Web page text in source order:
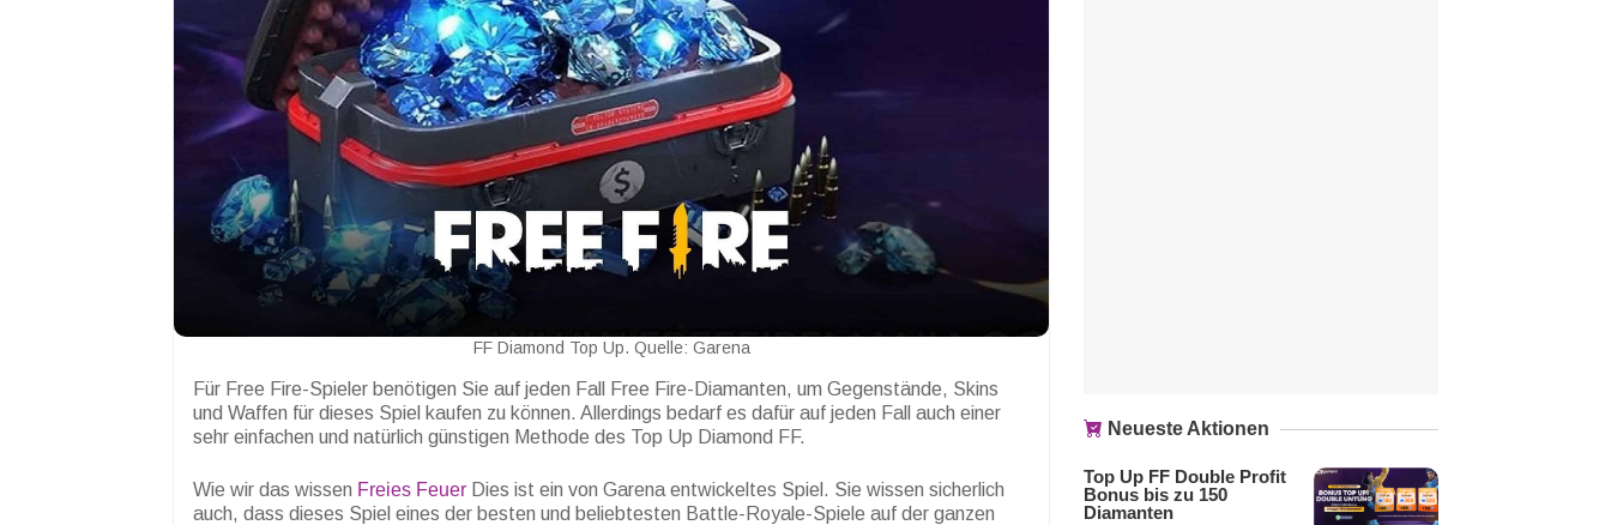
FF Diamond Top Up. Quelle: Garena
Für Free Fire-Spieler benötigen Sie auf jeden Fall Free Fire-Diamanten, um Gegenstände, Skins
und Waffen für dieses Spiel kaufen zu können. Allerdings bedarf es dafür auf jeden Fall auch einer
sehr einfachen und natürlich günstigen Methode des Top Up Diamond FF.
Wie wir das wissen Freies Feuer Dies ist ein von Garena entwickeltes Spiel. Sie wissen sicherlich
auch, dass dieses Spiel eines der besten und beliebtesten Battle-Royale-Spiele auf der ganzen
Neueste Aktionen
Top Up FF Double Profit
Bonus bis zu 150
Diamanten